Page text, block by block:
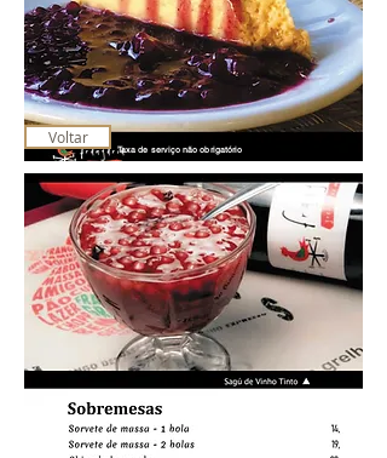
Voltar
Taxa de serviço não obrigatório